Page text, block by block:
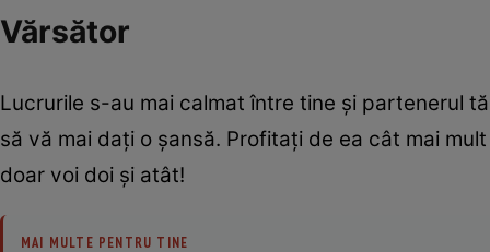
Vărsător
Lucrurile s-au mai calmat între tine şi partenerul
să vă mai daţi o şansă. Profitaţi de ea cât mai
doar voi doi şi atât!
MAI MULTE PENTRU TINE